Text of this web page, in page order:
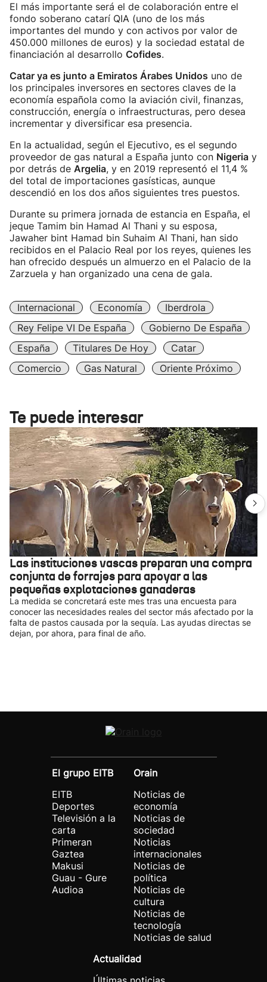
El más importante será el de colaboración entre el
fondo soberano catarí QIA (uno de los más
importantes del mundo y con activos por valor de
450.000 millones de euros) y la sociedad estatal de
financiación al desarrollo Cofides.
Catar ya es junto a Emiratos Árabes Unidos uno de
los principales inversores en sectores claves de la
economía española como la aviación civil, finanzas,
construcción, energía o infraestructuras, pero desea
incrementar y diversificar esa presencia.
En la actualidad, según el Ejecutivo, es el segundo
proveedor de gas natural a España junto con Nigeria y
por detrás de Argelia, y en 2019 representó el 11,4 %
del total de importaciones gasísticas, aunque
descendió en los dos años siguientes tres puestos.
Durante su primera jornada de estancia en España, el
jeque Tamim bin Hamad Al Thani y su esposa,
Jawaher bint Hamad bin Suhaim Al Thani, han sido
recibidos en el Palacio Real por los reyes, quienes les
han ofrecido después un almuerzo en el Palacio de la
Zarzuela y han organizado una cena de gala.
Internacional Economía
Iberdrola
Rey Felipe VI De España
Gobierno De España
España
Titulares De Hoy
Catar
Comercio
Gas Natural Oriente Próximo
Te puede interesar
Las instituciones vascas preparan una compra
conjunta de forrajes para apoyar a las
pequeñas explotaciones ganaderas
La medida se concretará este mes tras una encuesta para
conocer las necesidades reales del sector más afectado por la
falta de pastos causada por la sequía. Las ayudas directas se
dejan, por ahora, para final de año.
El grupo EITB
EITB
Deportes
Televisión a la
carta
Primeran
Gaztea
Makusi
Guau - Gure
Audioa
Orain
Noticias de
economía
Noticias de
sociedad
Noticias
internacionales
Noticias de
política
Noticias de
cultura
Noticias de
tecnología
Noticias de salud
Actualidad